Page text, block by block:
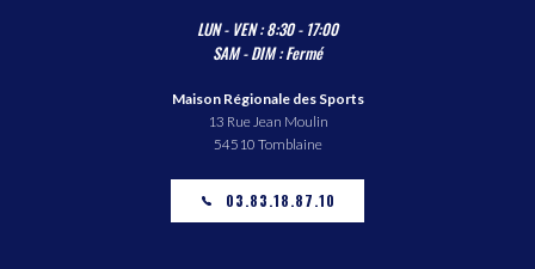
LUN - VEN : 8:30 - 17:00
SAM - DIM : Fermé
Maison Régionale des Sports
13 Rue Jean Moulin
54510 Tomblaine
03.83.18.87.10